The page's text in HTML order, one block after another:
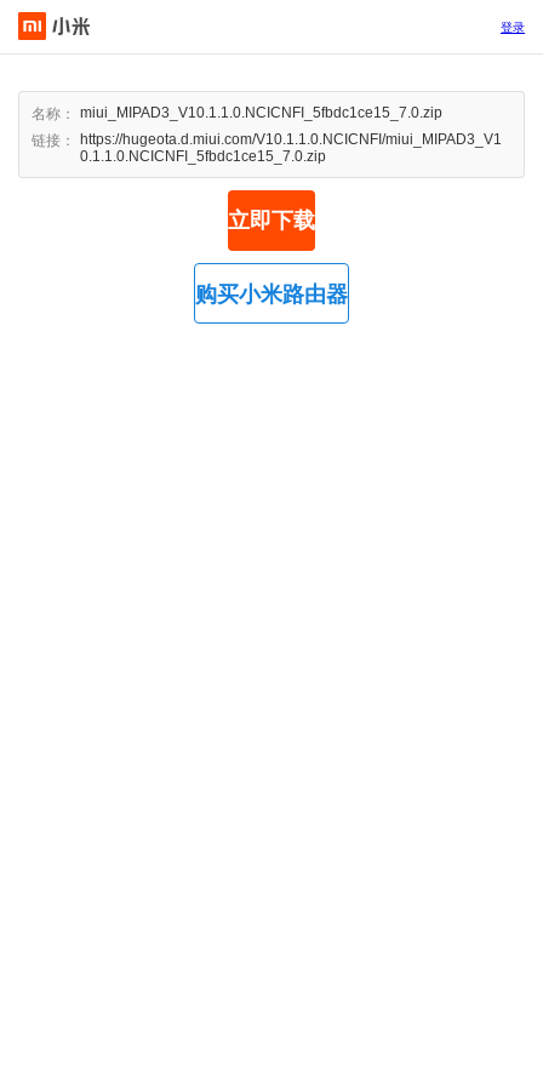
登录
名称：
miui_MIPAD3_V10.1.1.0.NCICNFI_5fbdc1ce15_7.0.zip
链接：
https://hugeota.d.miui.com/V10.1.1.0.NCICNFI/miui_MIPAD3_V1
0.1.1.0.NCICNFI_5fbdc1ce15_7.0.zip
立即下载
购买小米路由器